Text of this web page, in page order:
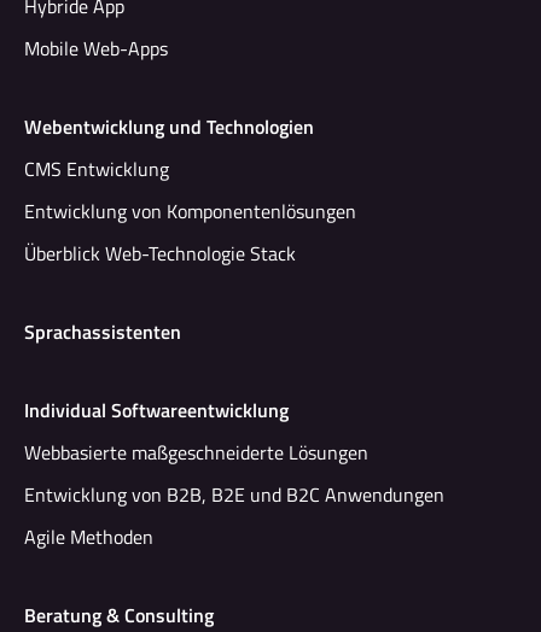
Hybride App
Mobile Web-Apps
Webentwicklung und Technologien
CMS Entwicklung
Entwicklung von Komponentenlösungen
Überblick Web-Technologie Stack
Sprachassistenten
Individual Softwareentwicklung
Webbasierte maßgeschneiderte Lösungen
Entwicklung von B2B, B2E und B2C Anwendungen
Agile Methoden
Beratung & Consulting